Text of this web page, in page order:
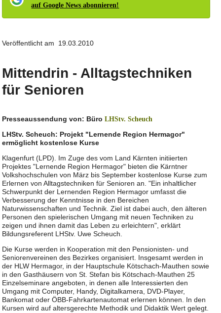
auf Google News abonnieren!
Veröffentlicht am 19.03.2010
Mittendrin - Alltagstechniken
für Senioren
Presseaussendung von: BüroLHStv. Scheuch
LHStv. Scheuch: Projekt "Lernende Region Hermagor"
ermöglicht kostenlose Kurse
Klagenfurt (LPD). Im Zuge des vom Land Kärnten initiierten
Projektes "Lernende Region Hermagor" bieten die Kärntner
Volkshochschulen von März bis September kostenlose Kurse zum
Erlernen von Alltagstechniken für Senioren an. "Ein inhaltlicher
Schwerpunkt der Lernenden Region Hermagor umfasst die
Verbesserung der Kenntnisse in den Bereichen
Naturwissenschaften und Technik. Ziel ist dabei auch, den älteren
Personen den spielerischen Umgang mit neuen Techniken zu
zeigen und ihnen damit das Leben zu erleichtern", erklärt
Bildungsreferent LHStv. Uwe Scheuch.
Die Kurse werden in Kooperation mit den Pensionisten- und
Seniorenvereinen des Bezirkes organisiert. Insgesamt werden in
der HLW Hermagor, in der Hauptschule Kötschach-Mauthen sowie
in den Gasthäusern von St. Stefan bis Kötschach-Mauthen 25
Einzelseminare angeboten, in denen alle Interessierten den
Umgang mit Computer, Handy, Digitalkamera, DVD-Player,
Bankomat oder ÖBB-Fahrkartenautomat erlernen können. In den
Kursen wird auf altersgerechte Methodik und Didaktik Wert gelegt.